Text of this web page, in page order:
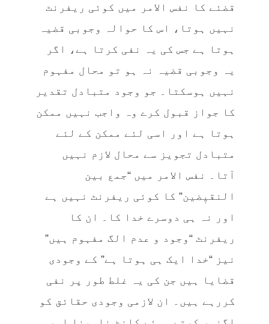
قضئے کا نفس الامر میں کوئی ریفرنٹ
نہیں ہوتا، اس کا حوالہ وجوبی قضیہ
ہوتا ہے جس کی یہ نفی کرتا ہے، اگر
یہ وجوبی قضیہ نہ ہو تو محال مفہوم
نہیں ہوسکتا۔ جو وجود متبادل تقدیر
کا جواز قبول کرے وہ واجب نہیں ممکن
ہوتا ہے اور اسی لئے ممکن کے لئے
متبادل تجویز سے محال لازم نہیں
آتا۔ نفس الامر میں “جمع بین
النقیٖضین” کا کوئی ریفرنٹ نہیں ہے
اور نہ ہی دوسرے خدا کا۔ ان کا
ریفرنٹ “وجود و عدم الگ مفہوم ہیں”
نیز “خدا ایک ہی ہوتا ہے” کے وجودی
قضایا ہیں جن کی یہ غلط طور پر نفی
کررہے ہیں۔ ان لازمی وجودی حقائق کو